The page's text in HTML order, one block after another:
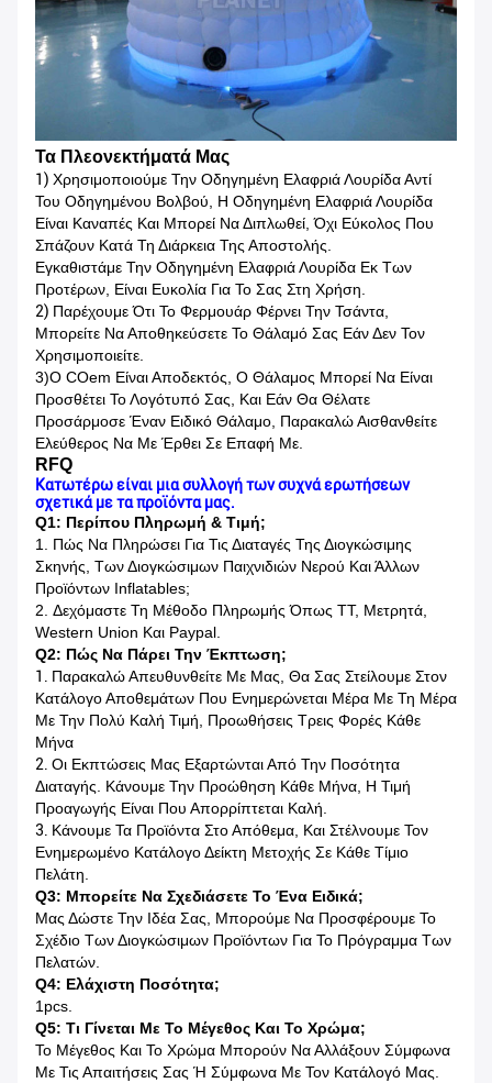
Τα Πλεονεκτήματά Μας
1) Χρησιμοποιούμε Την Οδηγημένη Ελαφριά Λουρίδα Αντί
Του Οδηγημένου Βολβού, Η Οδηγημένη Ελαφριά Λουρίδα
Είναι Καναπές Και Μπορεί Να Διπλωθεί, Όχι Εύκολος Που
Σπάζουν Κατά Τη Διάρκεια Της Αποστολής.
Εγκαθιστάμε Την Οδηγημένη Ελαφριά Λουρίδα Εκ Των
Προτέρων, Είναι Ευκολία Για Το Σας Στη Χρήση.
2) Παρέχουμε Ότι Το Φερμουάρ Φέρνει Την Τσάντα,
Μπορείτε Να Αποθηκεύσετε Το Θάλαμό Σας Εάν Δεν Τον
Χρησιμοποιείτε.
3)Ο COem Είναι Αποδεκτός, Ο Θάλαμος Μπορεί Να Είναι
Προσθέτει Το Λογότυπό Σας, Και Εάν Θα Θέλατε
Προσάρμοσε Έναν Ειδικό Θάλαμο, Παρακαλώ Αισθανθείτε
Ελεύθερος Να Με Έρθει Σε Επαφή Με.
RFQ
Κατωτέρω είναι μια συλλογή των συχνά ερωτήσεων
σχετικά με τα προϊόντα μας.
Q1: Περίπου Πληρωμή & Τιμή;
1. Πώς Να Πληρώσει Για Τις Διαταγές Της Διογκώσιμης
Σκηνής, Των Διογκώσιμων Παιχνιδιών Νερού Και Άλλων
Προϊόντων Inflatables;
2. Δεχόμαστε Τη Μέθοδο Πληρωμής Όπως TT, Μετρητά,
Western Union Και Paypal.
Q2: Πώς Να Πάρει Την Έκπτωση;
1. Παρακαλώ Απευθυνθείτε Με Μας, Θα Σας Στείλουμε Στον
Κατάλογο Αποθεμάτων Που Ενημερώνεται Μέρα Με Τη Μέρα
Με Την Πολύ Καλή Τιμή, Προωθήσεις Τρεις Φορές Κάθε
Μήνα
2. Οι Εκπτώσεις Μας Εξαρτώνται Από Την Ποσότητα
Διαταγής. Κάνουμε Την Προώθηση Κάθε Μήνα, Η Τιμή
Προαγωγής Είναι Που Απορρίπτεται Καλή.
3. Κάνουμε Τα Προϊόντα Στο Απόθεμα, Και Στέλνουμε Τον
Ενημερωμένο Κατάλογο Δείκτη Μετοχής Σε Κάθε Τίμιο
Πελάτη.
Q3: Μπορείτε Να Σχεδιάσετε Το Ένα Ειδικά;
Μας Δώστε Την Ιδέα Σας, Μπορούμε Να Προσφέρουμε Το
Σχέδιο Των Διογκώσιμων Προϊόντων Για Το Πρόγραμμα Των
Πελατών.
Q4: Ελάχιστη Ποσότητα;
1pcs.
Q5: Τι Γίνεται Με Το Μέγεθος Και Το Χρώμα;
Το Μέγεθος Και Το Χρώμα Μπορούν Να Αλλάξουν Σύμφωνα
Με Τις Απαιτήσεις Σας Ή Σύμφωνα Με Τον Κατάλογό Μας.